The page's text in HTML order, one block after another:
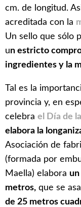
cm. de longitud.
acreditada con la
Un sello que sólo
un estricto
ingredientes y la
Tal es la
provincia y, en
celebra el Día de
elabora la
Asociación de
(formada por
Maella) elabora
metros, que se
de 25 metros